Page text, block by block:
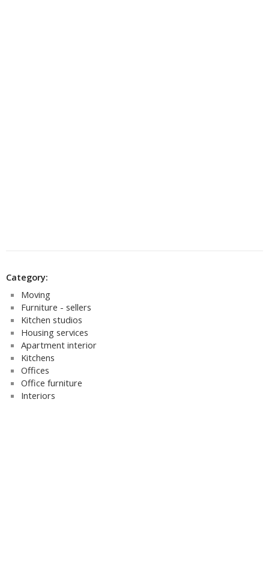
Category:
Moving
Furniture - sellers
Kitchen studios
Housing services
Apartment interior
Kitchens
Offices
Office furniture
Interiors